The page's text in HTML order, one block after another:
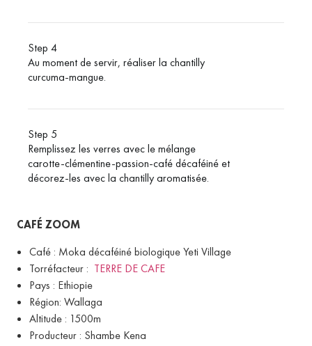
Step 4
Au moment de servir, réaliser la chantilly
curcuma-mangue.
Step 5
Remplissez les verres avec le mélange
carotte-clémentine-passion-café décaféiné et
décorez-les avec la chantilly aromatisée.
CAFÉ ZOOM
Café : Moka décaféiné biologique Yeti Village
Torréfacteur : TERRE DE CAFE
Pays : Ethiopie
Région: Wallaga
Altitude : 1500m
Producteur : Shambe Kena